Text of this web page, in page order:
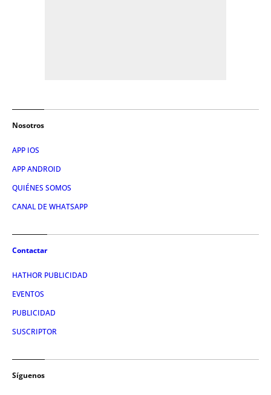
Nosotros
APP IOS
APP ANDROID
QUIÉNES SOMOS
CANAL DE WHATSAPP
Contactar
HATHOR PUBLICIDAD
EVENTOS
PUBLICIDAD
SUSCRIPTOR
Síguenos